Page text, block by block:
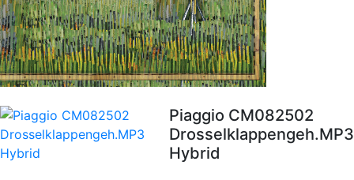
Piaggio CM082502
Drosselklappengeh.MP3
Hybrid